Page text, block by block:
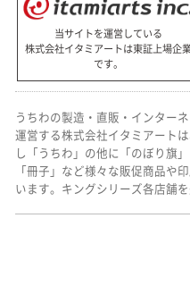
当サイトを運営している
株式会社イタミアートは東証上場企
です。
うちわの製造・直販・インター
運営する株式会社イタミアート
し「うちわ」の他に「のぼり旗
「冊子」など様々な販促商品や
います。キングシリーズ各店舗